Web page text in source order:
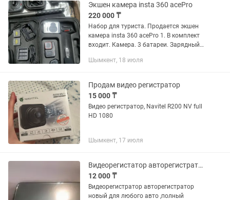
Экшен камера insta 360 acePro
220 000 ₸
Набор для туриста. Продается экшен
камера insta 360 acePro 1. В комплект
входит. Камера. 3 батареи. Зарядный
метра. 4 фильтра ND8, ND16, ND32,
Шымкент, 18 июля
Продам видео регистратор
15 000 ₸
Видео регистратор, Navitel R200 NV full
HD 1080
Шымкент, 17 июля
Видеорегистатор авторегистратор
12 000 ₸
Видеорегистратор авторегистратор
новый для любого авто ,полный